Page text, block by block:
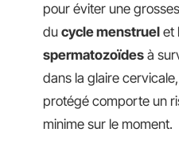
pour éviter une
du cycle menstruel et
spermatozoïdes à
dans la glaire
protégé comporte un
minime sur le moment.